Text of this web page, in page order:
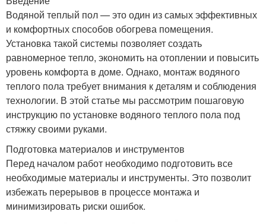
Водяной теплый пол — это один из самых эффективных
и комфортных способов обогрева помещения.
Установка такой системы позволяет создать
равномерное тепло, экономить на отоплении и повысить
уровень комфорта в доме. Однако, монтаж водяного
теплого пола требует внимания к деталям и соблюдения
технологии. В этой статье мы рассмотрим пошаговую
инструкцию по установке водяного теплого пола под
стяжку своими руками.
Подготовка материалов и инструментов
Перед началом работ необходимо подготовить все
необходимые материалы и инструменты. Это позволит
избежать перерывов в процессе монтажа и
минимизировать риски ошибок.